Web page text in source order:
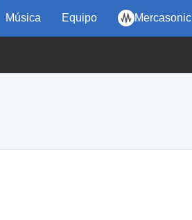
Música Equipo Mercasonic